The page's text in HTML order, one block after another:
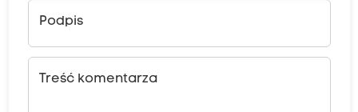
Podpis
Treść komentarza